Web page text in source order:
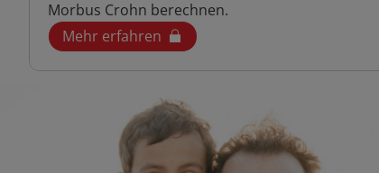
Morbus Crohn berechnen.
Mehr erfahren